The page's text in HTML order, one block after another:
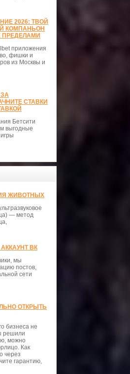
2026: ТВОЙ
КОМПАНЬОН
ПРЕДЕЛАМИ
приложения
фишки и
из Москвы и
СТАВКИ
Бетсити
выгодные
ЖИВОТНЫХ
— метод
ВК
мы
постов,
сети
ОТКРЫТЬ
бизнеса не
решили
можно
Как
через
гарантию,